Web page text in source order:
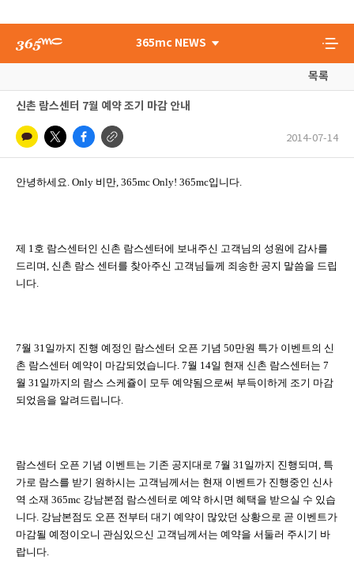
365mc NEWS
목록
신촌 람스센터 7월 예약 조기 마감 안내
2014-07-14
안녕하세요. Only 비만, 365mc Only! 365mc입니다.
제 1호 람스센터인 신촌 람스센터에 보내주신 고객님의 성원에 감사를
드리며, 신촌 람스 센터를 찾아주신 고객님들께 죄송한 공지 말씀을 드립
니다.
7월 31일까지 진행 예정인 람스센터 오픈 기념 50만원 특가 이벤트의 신
촌 람스센터 예약이 마감되었습니다. 7월 14일 현재 신촌 람스센터는 7
월 31일까지의 람스 스케쥴이 모두 예약됨으로써 부득이하게 조기 마감
되었음을 알려드립니다.
람스센터 오픈 기념 이벤트는 기존 공지대로 7월 31일까지 진행되며, 특
가로 람스를 받기 원하시는 고객님께서는 현재 이벤트가 진행중인 신사
역 소재 365mc 강남본점 람스센터로 예약 하시면 혜택을 받으실 수 있습
니다. 강남본점도 오픈 전부터 대기 예약이 많았던 상황으로 곧 이벤트가
마감될 예정이오니 관심있으신 고객님께서는 예약을 서둘러 주시기 바
랍니다.